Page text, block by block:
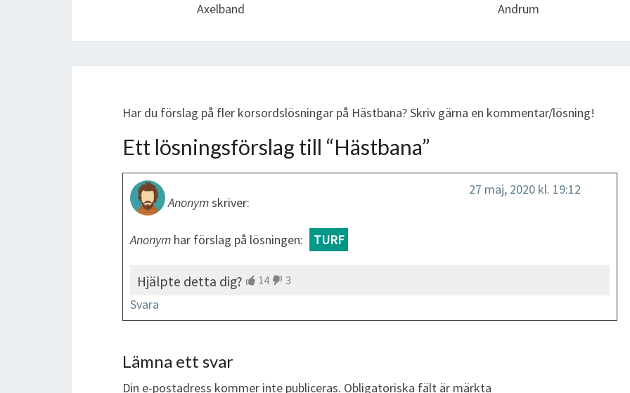
Axelband Andrum
Har du förslag på fler korsordslösningar på Hästbana? Skriv gärna en kommentar/lösning!
Ett lösningsförslag till “Hästbana”
Anonymskriver:
27 maj, 2020 kl. 19:12
Anonym har förslag på lösningen: TURF
Hjälpte detta dig? 14 3
Svara
Lämna ett svar
Din e-postadress kommer inte publiceras. Obligatoriska fält är märkta